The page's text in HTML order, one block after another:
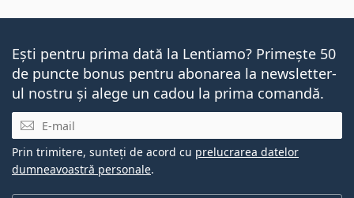
Ești pentru prima dată la Lentiamo? Primește 50
de puncte bonus pentru abonarea la newsletter-
ul nostru și alege un cadou la prima comandă.
E-mail
Prin trimitere, sunteți de acord cu prelucrarea datelor
dumneavoastră personale.